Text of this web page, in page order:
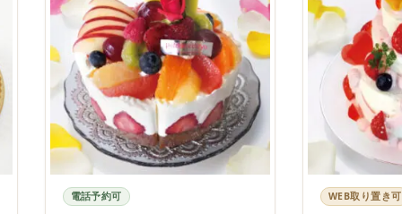
電話予約可 WEB取り置き可